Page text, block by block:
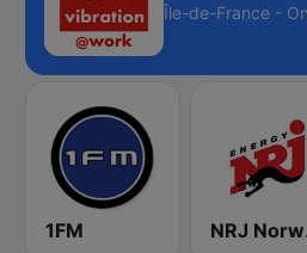
Île-de-France -
1FM